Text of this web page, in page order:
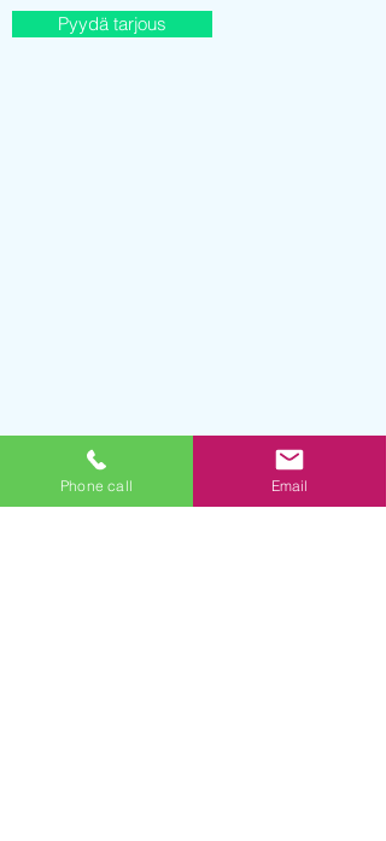
Pyydä tarjous
Phone call Email